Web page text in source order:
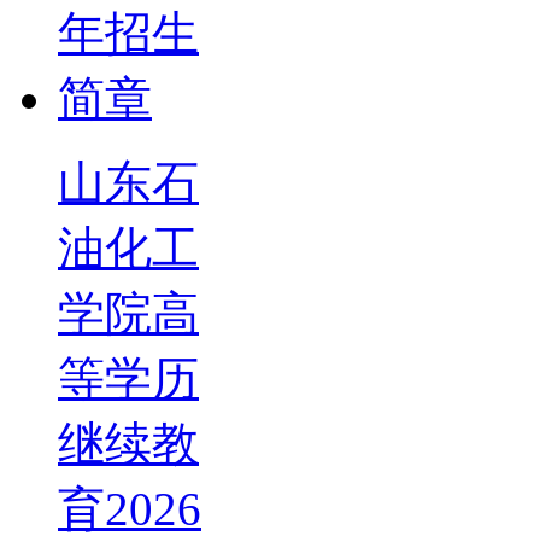
山东石
油化工
学院高
等学历
继续教
育2026